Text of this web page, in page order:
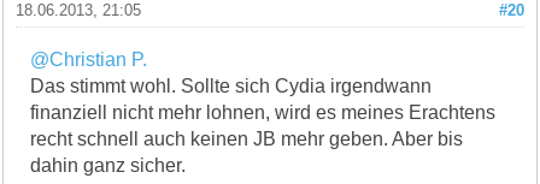
#20
18.06.2013, 21:05
@Christian P.
Das stimmt wohl. Sollte sich Cydia irgendwann
finanziell nicht mehr lohnen, wird es meines Erachtens
recht schnell auch keinen JB mehr geben. Aber bis
dahin ganz sicher.